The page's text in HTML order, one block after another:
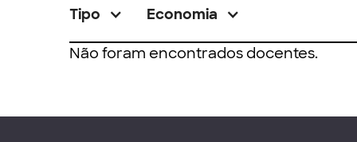
Tipo Economia
Não foram encontrados docentes.